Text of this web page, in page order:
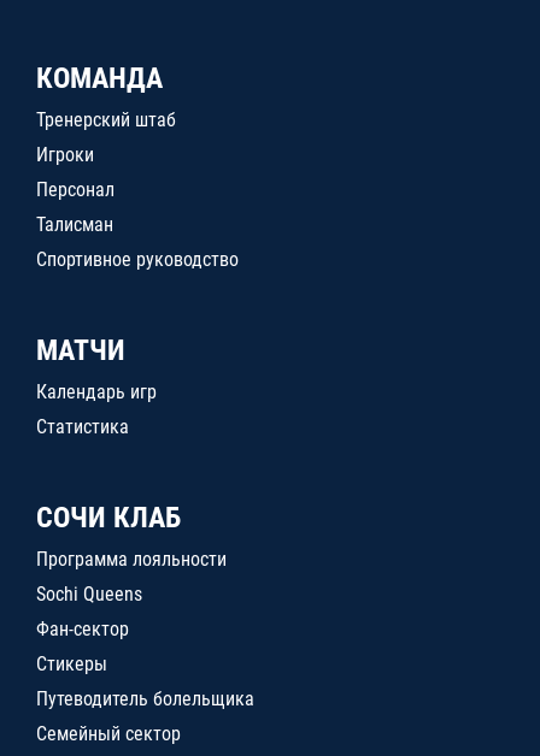
КОМАНДА
Тренерский штаб
Игроки
Персонал
Талисман
Спортивное руководство
МАТЧИ
Календарь игр
Статистика
СОЧИ КЛАБ
Программа лояльности
Sochi Queens
Фан-сектор
Стикеры
Путеводитель болельщика
Семейный сектор